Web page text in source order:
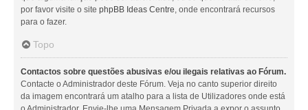
por favor visite o site phpBB Ideas Centre, onde encontrará recursos
para o fazer.
Topo
Contactos sobre questões abusivas e/ou ilegais relativas ao Fórum.
Contacte o Administrador deste Fórum. Veja no canto superior direito
da imagem encontrará um atalho para a lista de Utilizadores onde está